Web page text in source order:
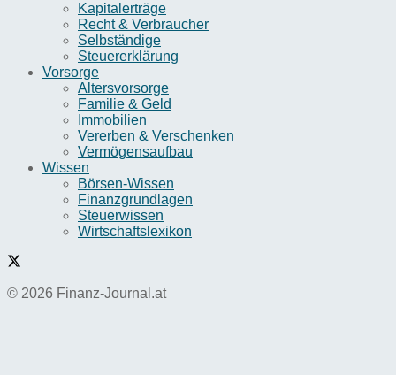
Kapitalerträge
Recht & Verbraucher
Selbständige
Steuererklärung
Vorsorge
Altersvorsorge
Familie & Geld
Immobilien
Vererben & Verschenken
Vermögensaufbau
Wissen
Börsen-Wissen
Finanzgrundlagen
Steuerwissen
Wirtschaftslexikon
© 2026 Finanz-Journal.at